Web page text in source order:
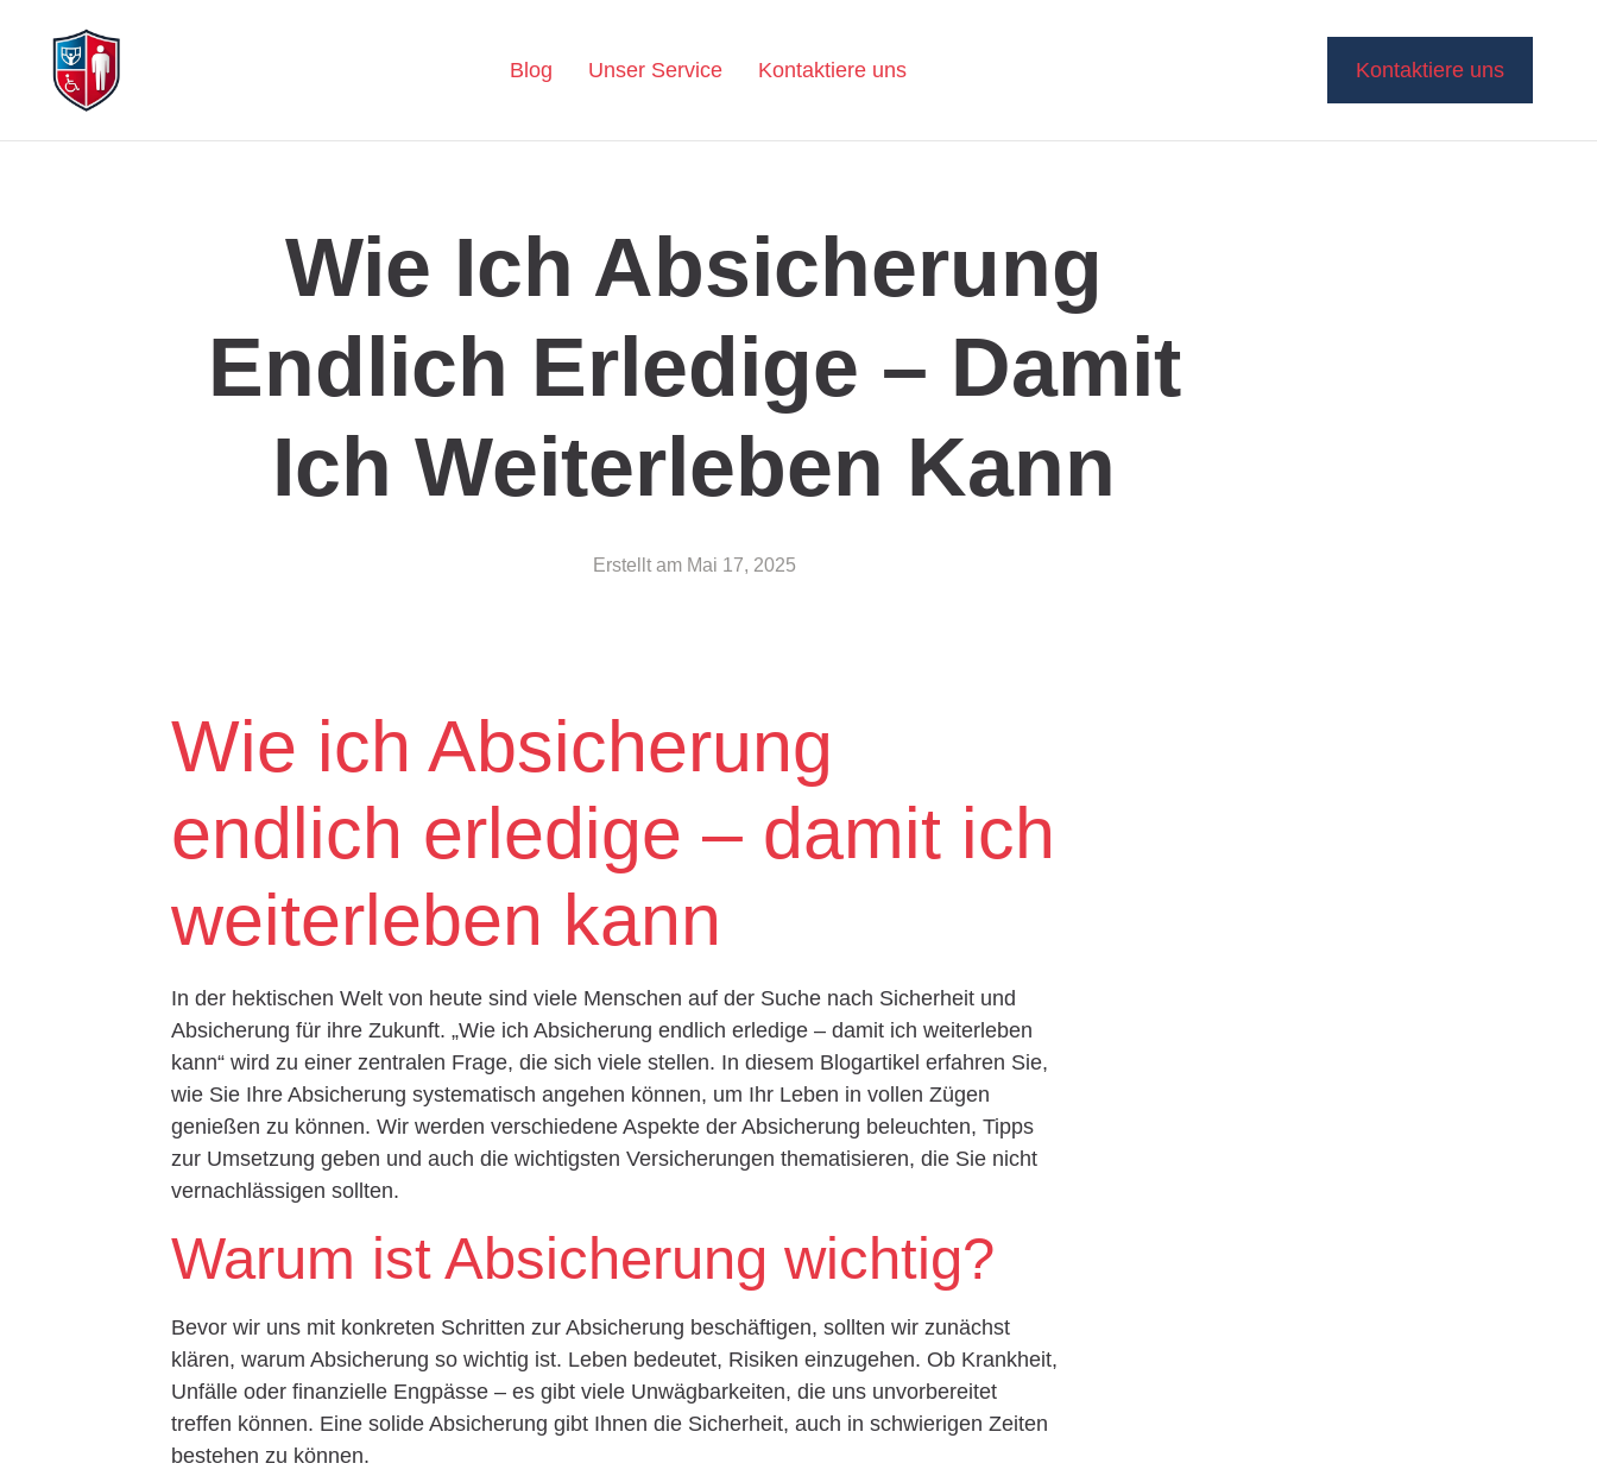
Blog Unser Service Kontaktiere uns Kontaktiere uns
Wie Ich Absicherung
Endlich Erledige – Damit
Ich Weiterleben Kann
Erstellt am Mai 17, 2025
Wie ich Absicherung
endlich erledige – damit ich
weiterleben kann
In der hektischen Welt von heute sind viele Menschen auf der Suche nach Sicherheit und
Absicherung für ihre Zukunft. „Wie ich Absicherung endlich erledige – damit ich weiterleben
kann“ wird zu einer zentralen Frage, die sich viele stellen. In diesem Blogartikel erfahren Sie,
wie Sie Ihre Absicherung systematisch angehen können, um Ihr Leben in vollen Zügen
genießen zu können. Wir werden verschiedene Aspekte der Absicherung beleuchten, Tipps
zur Umsetzung geben und auch die wichtigsten Versicherungen thematisieren, die Sie nicht
vernachlässigen sollten.
Warum ist Absicherung wichtig?
Bevor wir uns mit konkreten Schritten zur Absicherung beschäftigen, sollten wir zunächst
klären, warum Absicherung so wichtig ist. Leben bedeutet, Risiken einzugehen. Ob Krankheit,
Unfälle oder finanzielle Engpässe – es gibt viele Unwägbarkeiten, die uns unvorbereitet
treffen können. Eine solide Absicherung gibt Ihnen die Sicherheit, auch in schwierigen Zeiten
bestehen zu können.